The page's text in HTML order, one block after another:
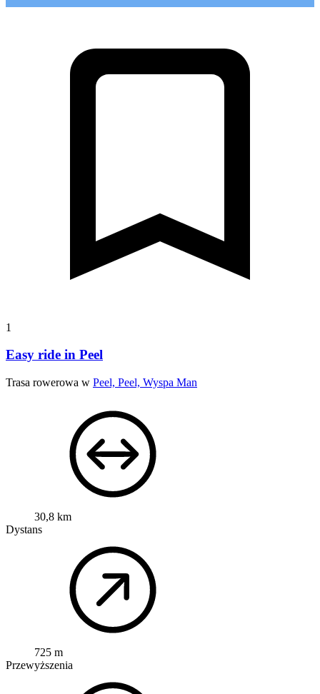
1
Easy ride in Peel
Trasa rowerowa w Peel, Peel, Wyspa Man
30,8 km
Dystans
725 m
Przewyższenia